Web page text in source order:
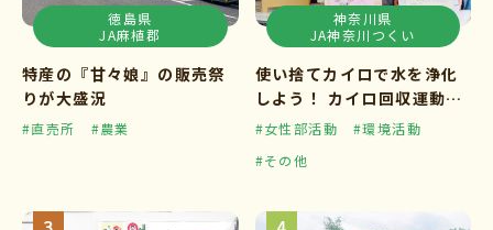
徳島県
JA麻植郡
特産の『甘々娘』の販売祭
りが大盛況
#直売所 #農業
神奈川県
JA神奈川つくい
使い捨てカイロで水を浄化
しよう！ カイロ回収運動ス
タート
#女性部活動
#環境活動
#その他